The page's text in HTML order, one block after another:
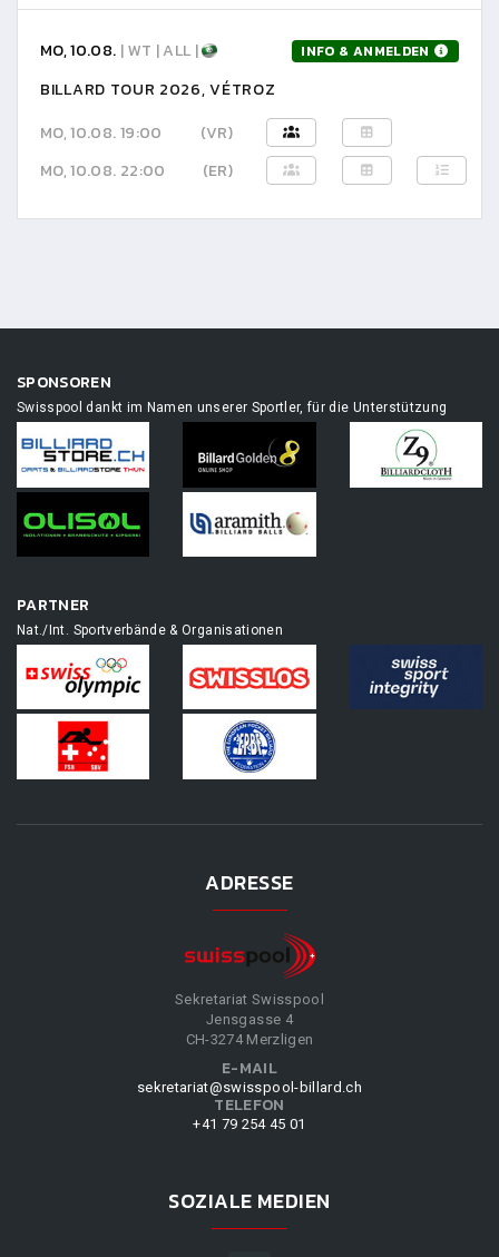
MO, 10.08. | WT | ALL | INFO & ANMELDEN
BILLARD TOUR 2026, VÉTROZ
MO, 10.08. 19:00
(VR)
MO, 10.08. 22:00
(ER)
SPONSOREN
Swisspool dankt im Namen unserer Sportler, für die Unterstützung
PARTNER
Nat./Int. Sportverbände & Organisationen
ADRESSE
Sekretariat Swisspool
Jensgasse 4
CH-3274 Merzligen
E-MAIL
sekretariat@swisspool-billard.ch
TELEFON
+41 79 254 45 01
SOZIALE MEDIEN